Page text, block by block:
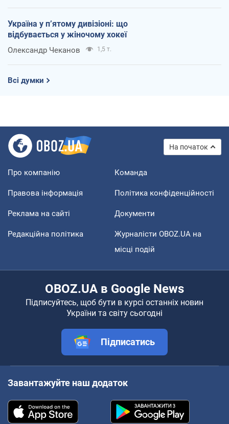
Україна у п’ятому дивізіоні: що
відбувається у жіночому хокеї
Олександр Чеканов 1,5 т.
Всі думки
На початок
Про компанію Команда
Правова інформація Політика конфіденційності
Реклама на сайті Документи
Редакційна політика
Журналісти OBOZ.UA на
місці подій
OBOZ.UA в Google News
Підписуйтесь, щоб бути в курсі останніх новин
України та світу сьогодні
Підписатись
Завантажуйте наш додаток